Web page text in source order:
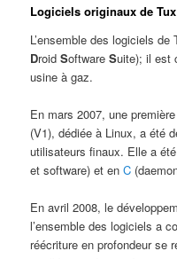
Logiciels originaux de
L’ensemble des logiciels
DroidSoftwareSuite); il est
usine à gaz.
En mars 2007, une
(V1), dédiée à Linux, a été
utilisateurs finaux. Elle a
et software) et enC
En avril 2008, le
l’ensemble des logiciels a
réécriture en profondeur se